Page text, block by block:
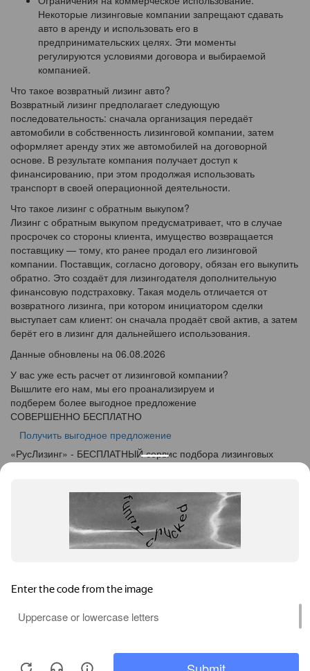
Некоторые лизинговые компании запрещают сдавать
авто в аренду и использовать его в
предпринимательских целях. Эти моменты
регулируются условиями договора и выбираемой
компанией.
Что такое возвратный лизинг авто?
Возвратный лизинг предполагает следующую
последовательность: сначала организация передаёт
автомобили в собственность лизинговой компании, затем
оформляет аренду этих же автомобилей на договорной
основе. В результате компания получает доступ к
финансированию, при этом продолжая использовать
транспорт в своей операционной деятельности.
Что такое лизинг с обратным выкупом?
Лизинг с обратным выкупом предусматривает, что в случае
просрочек со стороны клиента, имущество возвращается
поставщику — тому, кто ранее продал его лизинговой
компании. Поставщик, согласно договору, обязан его выкупить
обратно. Это создаёт для лизингодателя дополнительную
финансовую подстраховку. Такая модель отличается от
возвратного лизинга, при котором инициатором сделки
выступает сам клиент: он сначала продаёт свой актив, а затем
берёт его в лизинг для дальнейшего использования.
Данные обновлены на 06.08.2026
У вас уже есть расчет от лизинговой компании?
Вышлите его нам, мы его проанализируем и
подберем более выгодное предложение
СОВЕРШЕННО БЕСПЛАТНО
Получить выгодное предложение
«РусЛизинг» - БЕСПЛАТНЫЙ сервис подбора лизинговых
+7 (495) 103-49-76
623105, Свердловская область, г. Первоуральск, ул.
Энгельса, дом 11
Калькулятор
Кейсы Клиентам
О компании
Контакты
Политика конфиденциальности